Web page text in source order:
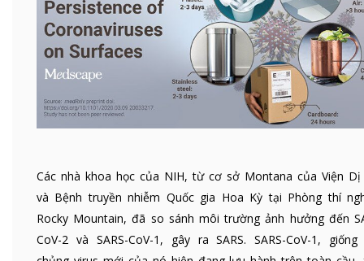
Các nhà khoa học của NIH, từ cơ sở Montana của Viện
và Bệnh truyền nhiễm Quốc gia Hoa Kỳ tại Phòng thí
Rocky Mountain, đã so sánh môi trường ảnh hưởng đến
CoV-2 và SARS-CoV-1, gây ra SARS. SARS-CoV-1,